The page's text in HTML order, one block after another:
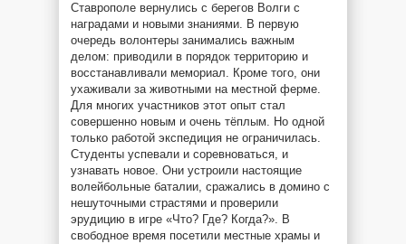
Ставрополе вернулись с берегов Волги с
наградами и новыми знаниями. В первую
очередь волонтеры занимались важным
делом: приводили в порядок территорию и
восстанавливали мемориал. Кроме того, они
ухаживали за животными на местной ферме.
Для многих участников этот опыт стал
совершенно новым и очень тёплым. Но одной
только работой экспедиция не ограничилась.
Студенты успевали и соревноваться, и
узнавать новое. Они устроили настоящие
волейбольные баталии, сражались в домино с
нешуточными страстями и проверили
эрудицию в игре «Что? Где? Когда?». В
свободное время посетили местные храмы и